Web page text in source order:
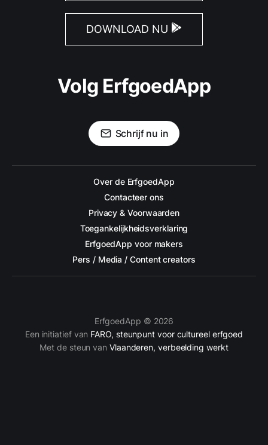
DOWNLOAD NU
Volg ErfgoedApp
Schrijf nu in
Over de ErfgoedApp
Contacteer ons
Privacy & Voorwaarden
Toegankelijkheidsverklaring
ErfgoedApp voor makers
Pers / Media / Content creators
ErfgoedApp © 2026
Een initiatief van FARO, steunpunt voor cultureel erfgoed
Met de steun van Vlaanderen, verbeelding werkt